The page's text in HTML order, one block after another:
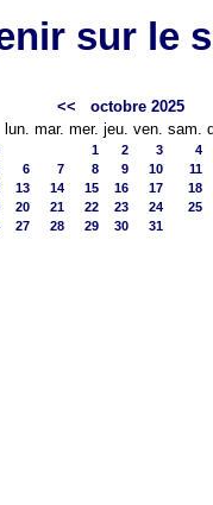
sur le
<<
octobre 2025
lun. mar. mer. jeu. ven. sam.
1 2 3
4
6 7 8 9 10
11
13 14 15 16 17
18
20 21 22 23 24
25
27 28 29 30 31